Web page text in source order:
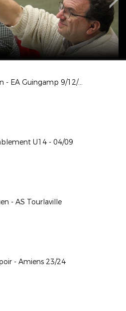
AG Caen - EA Guingamp 9/12/23
U14 - 04/09
- AS Tourlaville
- Amiens 23/24